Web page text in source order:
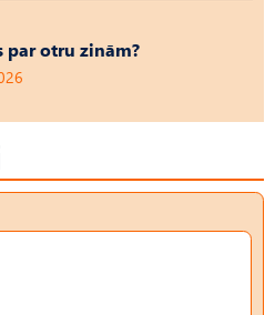
par otru zinām?